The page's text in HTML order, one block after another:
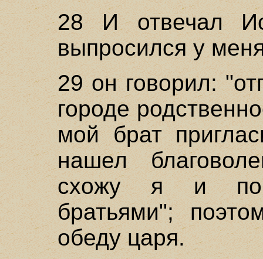
28 И отвечал
выпросился у
29 он говорил:
городе
мой брат
нашел
схожу я и
братьями";
обеду царя.